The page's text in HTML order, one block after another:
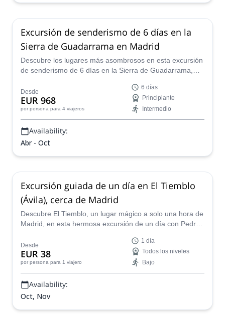
Excursión de senderismo de 6 días en la
Sierra de Guadarrama en Madrid
Descubre los lugares más asombrosos en esta excursión
de senderismo de 6 días en la Sierra de Guadarrama,
por la AEGM.
Desde
EUR 968
por persona para 4 viajeros
6 días
Principiante
Intermedio
Availability:
Abr - Oct
Excursión guiada de un día en El Tiemblo
(Ávila), cerca de Madrid
Descubre El Tiemblo, un lugar mágico a solo una hora de
Madrid, en esta hermosa excursión de un día con Pedro,
Desde
EUR 38
por persona para 1 viajero
1 día
Todos los niveles
Bajo
Availability:
Oct, Nov